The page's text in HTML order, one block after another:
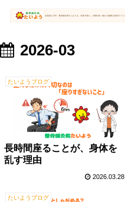
2026-03
たいようブログ
長時間座ることが、身体を
乱す理由
2026.03.28
たいようブログ